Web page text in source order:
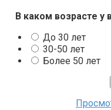
В каком возрасте у
До 30 лет
30-50 лет
Более 50 лет